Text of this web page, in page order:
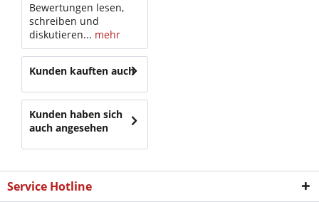
Bewertungen lesen,
schreiben und
diskutieren... mehr
Kunden kauften auch
Kunden haben sich
auch angesehen
Service Hotline